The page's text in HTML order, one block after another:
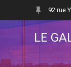
92 rue
LE